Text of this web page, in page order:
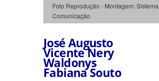
Foto Reprodução - Montagem:
Comunicação
José Augusto
Vicente Nery
Waldonys
Fabiana Souto